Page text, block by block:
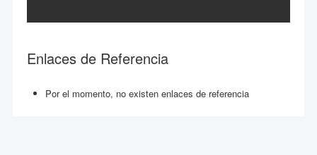
Enlaces de Referencia
Por el momento, no existen enlaces de referencia